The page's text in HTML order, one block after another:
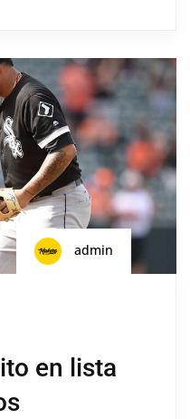
admin
en lista